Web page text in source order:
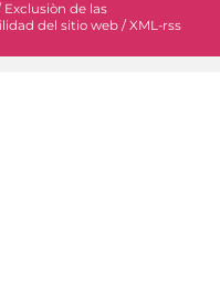
Exclusiòn de las
del sitio web / XML-rss